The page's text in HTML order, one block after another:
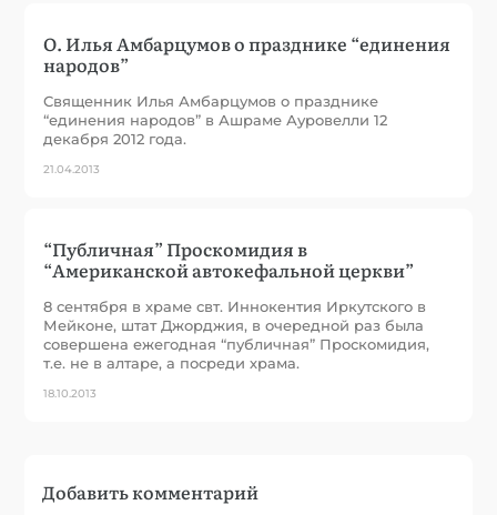
О. Илья Амбарцумов о празднике “единения
народов”
Священник Илья Амбарцумов о празднике
“единения народов” в Ашраме Ауровелли 12
декабря 2012 года.
21.04.2013
“Публичная” Проскомидия в
“Американской автокефальной церкви”
8 сентября в храме свт. Иннокентия Иркутского в
Мейконе, штат Джорджия, в очередной раз была
совершена ежегодная “публичная” Проскомидия,
т.е. не в алтаре, а посреди храма.
18.10.2013
Добавить комментарий